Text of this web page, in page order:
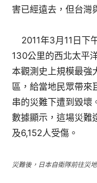
害已經遠去，但台灣
2011年3月11日下
130公里的西北太平
本觀測史上規模最強
區，給當地民眾帶來
串的災難下遭到毀壞
數據顯示，這場災難
及6,152人受傷。
災難後，日本自衛隊前往災